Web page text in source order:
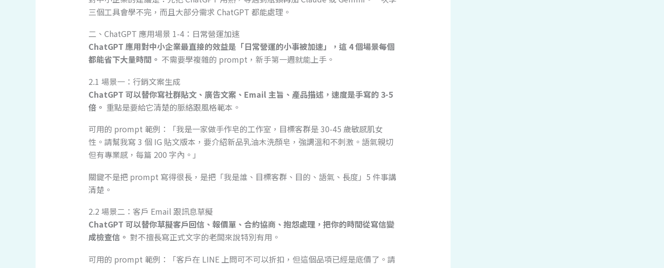
三個工具會學不完，而且大部分需求 ChatGPT 都能處理。
二、ChatGPT 應用場景 1-4：日常營運加速
ChatGPT 應用對中小企業最直接的效益是「日常營運的小事被加速」，這 4 個場景每個
都能省下大量時間。 不需要學複雜的 prompt，新手第一週就能上手。
2.1 場景一：行銷文案生成
ChatGPT 可以替你寫社群貼文、廣告文案、Email 主旨、產品描述，速度是手寫的 3-5
倍。 重點是要給它清楚的脈絡跟風格範本。
可用的 prompt 範例：「我是一家做手作皂的工作室，目標客群是 30-45 歲敏感肌女
性。請幫我寫 3 個 IG 貼文版本，要介紹新品乳油木洗顏皂，強調溫和不刺激。語氣親切
但有專業感，每篇 200 字內。」
關鍵不是把 prompt 寫得很長，是把「我是誰、目標客群、目的、語氣、長度」5 件事講
清楚。
2.2 場景二：客戶 Email 跟訊息草擬
ChatGPT 可以替你草擬客戶回信、報價單、合約協商、抱怨處理，把你的時間從寫信變
成檢查信。 對不擅長寫正式文字的老闆來說特別有用。
可用的 prompt 範例：「客戶在 LINE 上問可不可以折扣，但這個品項已經是底價了。請